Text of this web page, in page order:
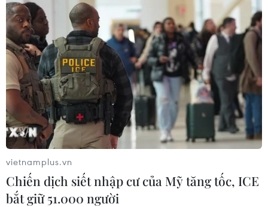
vietnamplus.vn
Chiến dịch siết nhập cư của Mỹ tăng tốc, ICE
bắt giữ 51.000 người